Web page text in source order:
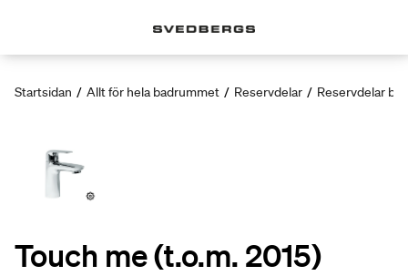
Startsidan / Allt för hela badrummet / Reservdelar / Reservdelar
Touch me (t.o.m. 2015)